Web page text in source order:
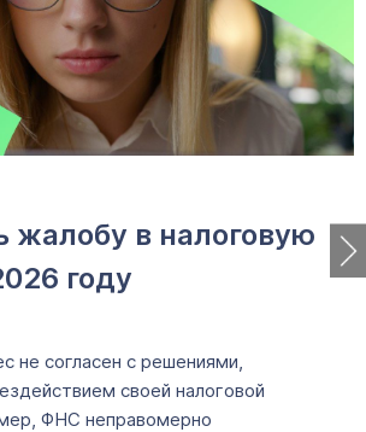
жалобу в налоговую
году
не согласен с решениями,
своей налоговой
ФНС неправомерно